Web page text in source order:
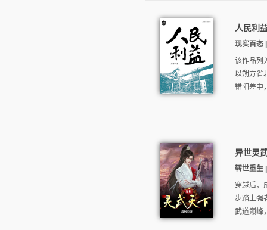
人民利
现实百态
该作品列
以朔方省
错阳差中
异世灵
转世重生
穿越后，
步踏上强
武道巅峰